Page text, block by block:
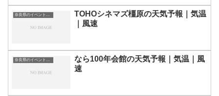
奈良県のイベント会場一覧
TOHOシネマズ橿原の天気予報｜気温
｜風速
奈良県のイベント会場一覧
なら100年会館の天気予報｜気温｜風
速